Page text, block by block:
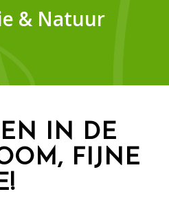
& Natuur
IN DE
FIJNE